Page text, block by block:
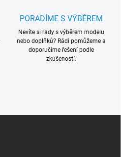
PORADÍME S VÝBĚREM
Nevíte si rady s výběrem modelu
nebo doplňků? Rádi pomůžeme a
doporučíme řešení podle
zkušeností.